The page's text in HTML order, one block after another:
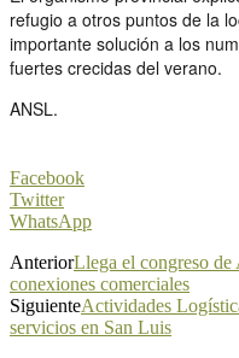
refugio a otros puntos de la
importante solución a los
fuertes crecidas del verano.
ANSL.
Facebook
Twitter
WhatsApp
AnteriorLlega el congreso de
conexiones comerciales
SiguienteActividades
servicios en San Luis